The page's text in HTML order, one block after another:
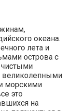
океана.
лета и
острова с
великолепными
морскими
это
на